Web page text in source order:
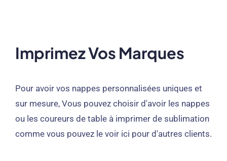
Imprimez Vos Marques
Pour avoir vos nappes personnalisées uniques et
sur mesure, Vous pouvez choisir d'avoir les nappes
ou les coureurs de table à imprimer de sublimation
comme vous pouvez le voir ici pour d'autres clients.